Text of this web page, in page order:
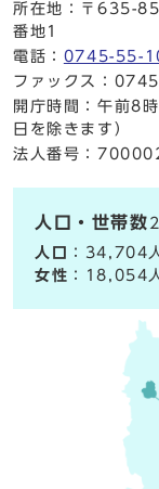
所在地：〒635-
番地1
電話： 0745-55-
ファックス：
開庁時間：午前8
日を除きます）
法人番号：
人口・世帯数
人口
：34,704
女性 ：18,054